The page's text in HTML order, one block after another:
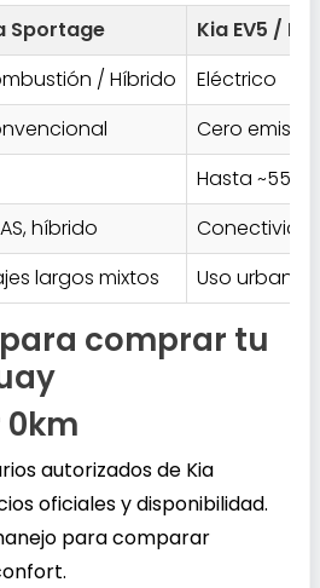
Sportage
Kia EV5 /
/ Híbrido
Eléctrico
Cero
Hasta ~550
híbrido
largos mixtos Uso urbano
comprar tu
0km
autorizados de Kia
oficiales y disponibilidad.
para comparar